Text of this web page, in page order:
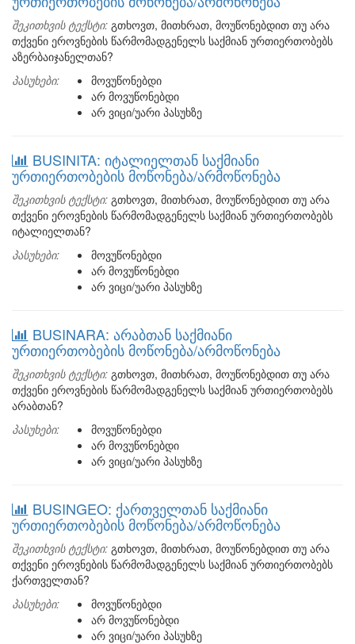
შეკითხვის ტექსტი: გთხოვთ, მითხრათ, მოუწონებდით თუ არა
თქვენი ეროვნების წარმომადგენელს საქმიან ურთიერთობებს
აზერბაიჯანელთან?
პასუხები:
მოვუწონებდი
არ მოვუწონებდი
არ ვიცი/უარი პასუხზე
BUSINITA: იტალიელთან საქმიანი
ურთიერთობების მოწონება/არმოწონება
შეკითხვის ტექსტი: გთხოვთ, მითხრათ, მოუწონებდით თუ არა
თქვენი ეროვნების წარმომადგენელს საქმიან ურთიერთობებს
იტალიელთან?
პასუხები:
მოვუწონებდი
არ მოვუწონებდი
არ ვიცი/უარი პასუხზე
BUSINARA: არაბთან საქმიანი
ურთიერთობების მოწონება/არმოწონება
შეკითხვის ტექსტი: გთხოვთ, მითხრათ, მოუწონებდით თუ არა
თქვენი ეროვნების წარმომადგენელს საქმიან ურთიერთობებს
არაბთან?
პასუხები:
მოვუწონებდი
არ მოვუწონებდი
არ ვიცი/უარი პასუხზე
BUSINGEO: ქართველთან საქმიანი
ურთიერთობების მოწონება/არმოწონება
შეკითხვის ტექსტი: გთხოვთ, მითხრათ, მოუწონებდით თუ არა
თქვენი ეროვნების წარმომადგენელს საქმიან ურთიერთობებს
ქართველთან?
პასუხები:
მოვუწონებდი
არ მოვუწონებდი
არ ვიცი/უარი პასუხზე